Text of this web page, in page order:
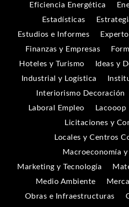
Eficiencia Energética
Estadísticas
Estudios e Informes
Finanzas y Empresas
Hoteles y Turismo
Ideas y
Industrial y Logística
Interiorismo Decoración
Laboral Empleo
Lacooop
Licitaciones y
Locales y Centros
Macroeconomía
Marketing y Tecnología
Medio Ambiente
Obras e Infraestructuras